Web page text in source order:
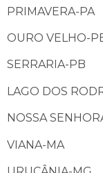
PRIMAVERA-PA
OURO VELHO-
SERRARIA-PB
LAGO DOS
NOSSA
VIANA-MA